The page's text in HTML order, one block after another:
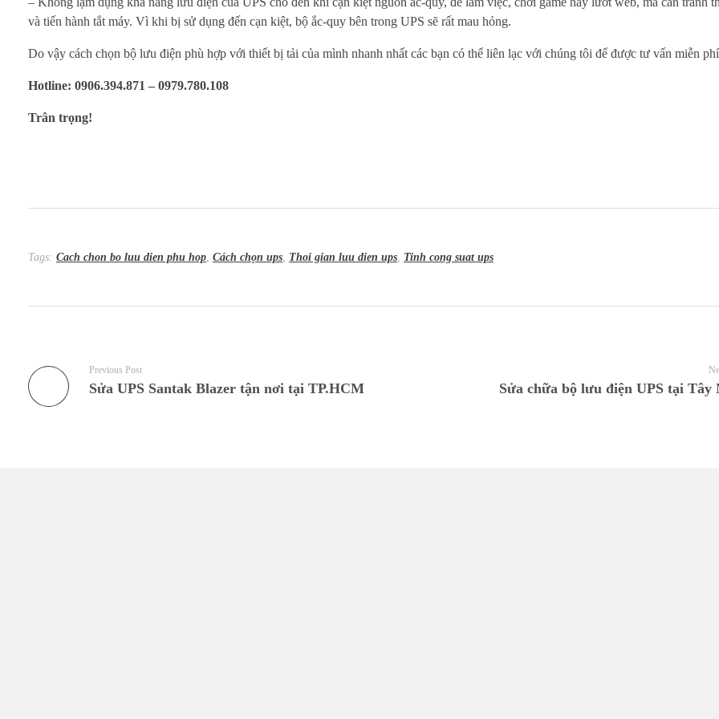
và tiến hành tắt máy. Vì khi bị sử dụng đến cạn kiệt, bộ ắc-quy bên trong UPS sẽ rất mau hỏng.
Do vậy cách chọn bộ lưu điện phù hợp với thiết bị tải của mình nhanh nhất các bạn có thể liên lạc với chúng tôi để được tư vấn miễn phí
Hotline: 0906.394.871 – 0979.780.108
Trân trọng!
Tags: Cach chon bo luu dien phu hop Cách chọn ups Thoi gian luu dien ups Tinh cong suat ups
Previous Post
Sửa UPS Santak Blazer tận nơi tại TP.HCM Sửa chữa bộ lưu điện UPS tại Tây